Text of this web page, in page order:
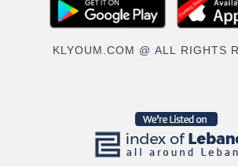
KLYOUM.COM @ ALL RIGHTS